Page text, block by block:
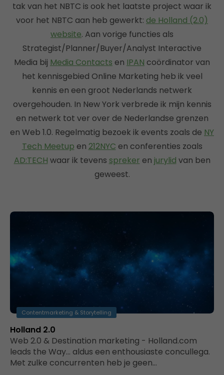
tak van het NBTC is ook het laatste project waar ik
voor het NBTC aan heb gewerkt: de Holland (2.0)
website. Aan vorige functies als
Strategist/Planner/Buyer/Analyst Interactive
Media bij Media Contacts en IPAN coördinator van
het kennisgebied Online Marketing heb ik veel
kennis en een groot Nederlands netwerk
overgehouden. In New York verbrede ik mijn kennis
en netwerk tot ver over de Nederlandse grenzen
en Web 1.0. Regelmatig bezoek ik events zoals de NY
Tech Meetup en 212NYC en conferenties zoals
AD:TECH waar ik tevens spreker en jurylid van ben
geweest.
Contentmarketing & Storytelling
Holland 2.0
Web 2.0 & Destination marketing - Holland.com
leads the Way... aldus een enthousiaste concullega.
Met zulke concurrenten heb je geen…